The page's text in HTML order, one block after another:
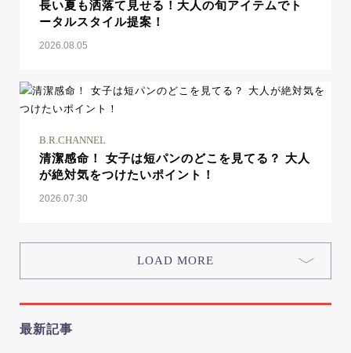
長い夏も洒落て見せる！大人の旬アイテムでト
ータルスタイル提案！
2026.08.05
B.R.CHANNEL
清潔感命！ 女子は短パンのどこを見てる？ 大人
が絶対気をつけたいポイント！
2026.07.30
LOAD MORE
最新記事